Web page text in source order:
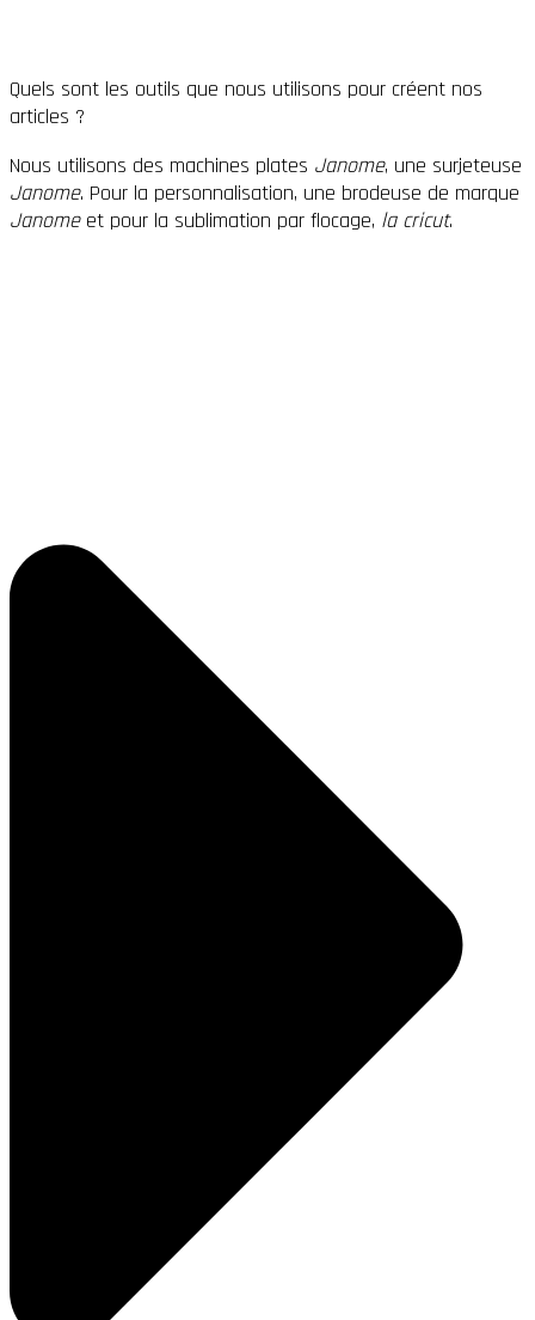
Quels sont les outils que nous utilisons pour créent nos
articles ?
Nous utilisons des machines plates Janome, une surjeteuse
Janome. Pour la personnalisation, une brodeuse de marque
Janomeet pour la sublimation par flocage, la cricut.